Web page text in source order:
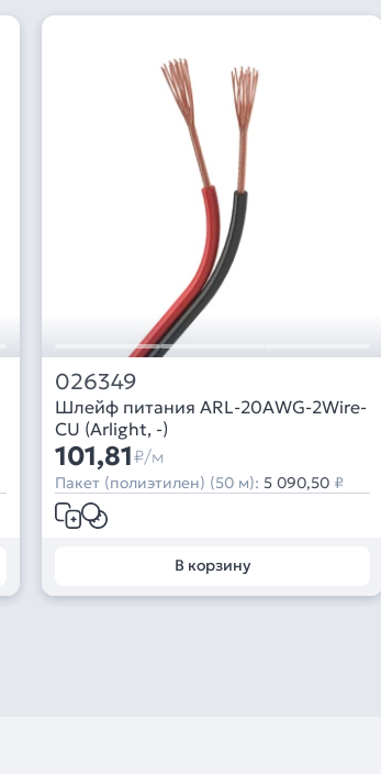
026349
Шлейф питания ARL-20AWG-2Wire-
CU (Arlight, -)
101,81₽/м
Пакет (полиэтилен) (50 м): 5 090,50 ₽
В корзину